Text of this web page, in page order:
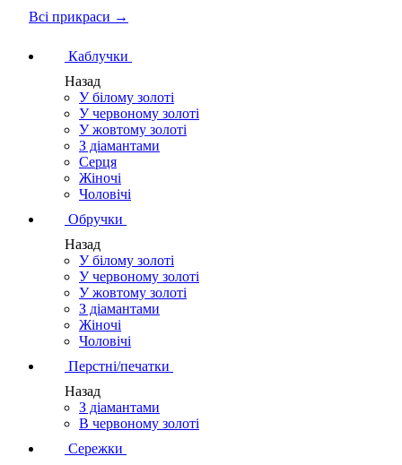
Всі прикраси →
Каблучки
Назад
У білому золоті
У червоному золоті
У жовтому золоті
З діамантами
Серця
Жіночі
Чоловічі
Обручки
Назад
У білому золоті
У червоному золоті
У жовтому золоті
З діамантами
Жіночі
Чоловічі
Перстні/печатки
Назад
З діамантами
В червоному золоті
Сережки